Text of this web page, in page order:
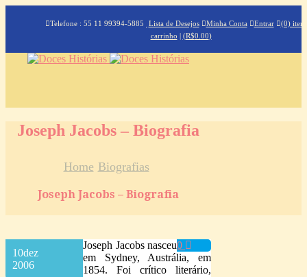
Telefone : 55 11 99394-5885 Lista de Desejos Minha Conta Entrar
(0)
carrinho | (R$0.00)
Joseph Jacobs – Biografia
Home Biografias
Joseph Jacobs – Biografia
10dez
2006
0
Joseph Jacobs nasceu
em Sydney, Austrália, em
1854. Foi crítico literário,